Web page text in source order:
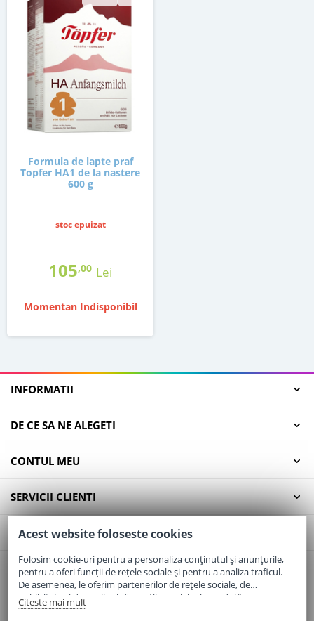
Formula de lapte praf
Topfer HA1 de la nastere
600 g
stoc epuizat
105,00 Lei
Momentan Indisponibil
INFORMATII
DE CE SA NE ALEGETI
CONTUL MEU
SERVICII CLIENTI
CONTACT
Email:office@elaptepraf.ro
Telefon:0745-964-449
Adresa:Sos. Borsului, Nr. 20, Oradea, Jud. Bihor
Acest website foloseste cookies
Folosim cookie-uri pentru a personaliza conținutul și anunțurile,
pentru a oferi funcții de rețele sociale și pentru a analiza traficul.
De asemenea, le oferim partenerilor de rețele sociale, de
publicitate și de analize informații cu privire la modul în care
folosiți site-ul nostru. Aceștia le pot combina cu alte informații
Citeste mai mult